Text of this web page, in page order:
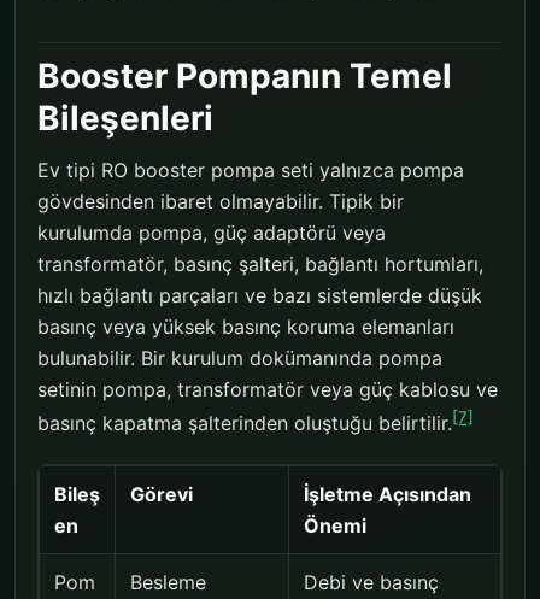
Booster Pompanın Temel
Bileşenleri
Ev tipi RO booster pompa seti yalnızca pompa
gövdesinden ibaret olmayabilir. Tipik bir
kurulumda pompa, güç adaptörü veya
transformatör, basınç şalteri, bağlantı hortumları,
hızlı bağlantı parçaları ve bazı sistemlerde düşük
basınç veya yüksek basınç koruma elemanları
bulunabilir. Bir kurulum dokümanında pompa
setinin pompa, transformatör veya güç kablosu ve
basınç kapatma şalterinden oluştuğu belirtilir.[7]
Bileş
en
Görevi
İşletme Açısından
Önemi
Pom
Besleme
Debi ve basınç